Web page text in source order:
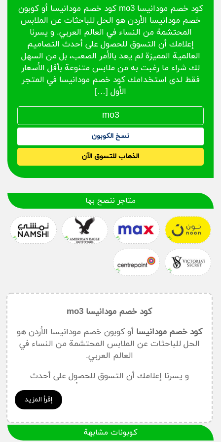
كود خصم مودانيسا mo3 كود خصم مودانيسا أو كوبون
خصم مودانيسا الأردن هو الحل للباحثات عن الملابس
المحتشمة من النساء في العالم العربي. و يسرنا
إعلامك أن التسوق للحصول على أحدث التصاميم
العالمية المميزة لم يعد بالأمر الصعب، بل من السهل
لك شراء ما رغبت به من ملابس متنوعة بأقل الأسعار
فقط لدى استخدامك كود خصم مودانيسا في المتجر
الأول […]
نسخ الكوبون
الذهاب للتسوق الآن
متاجر ننصح بها
إقرأ المزيد
كود خصم مودانيسا mo3
كود خصم مودانيسا أو كوبون خصم مودانيسا الأردن هو
الحل للباحثات عن الملابس المحتشمة من النساء في
العالم العربي.
و يسرنا إعلامك أن التسوق للحصول على أحدث
التصاميم العالمية المميزة لم يعد بالأمر الصعب، بل من
السهل لك شراء ما رغبت به من ملابس متنوعة بأقل
كود خصم مودانيسافي
المتجر الأول من نوعه لخدمة المرأة العربية.
كوبونات مشابهة